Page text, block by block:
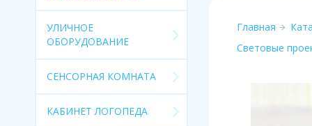
УЛИЧНОЕ
ОБОРУДОВАНИЕ
СЕНСОРНАЯ КОМНАТА
КАБИНЕТ ЛОГОПЕДА
Главная
Световые